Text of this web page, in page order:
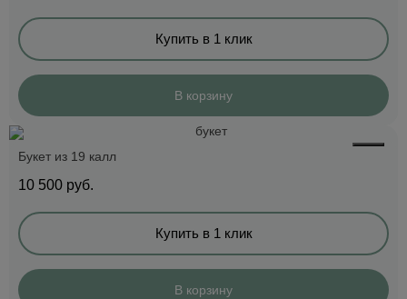
Купить в 1 клик
В корзину
Букет из 19 калл
10 500 руб.
Купить в 1 клик
В корзину